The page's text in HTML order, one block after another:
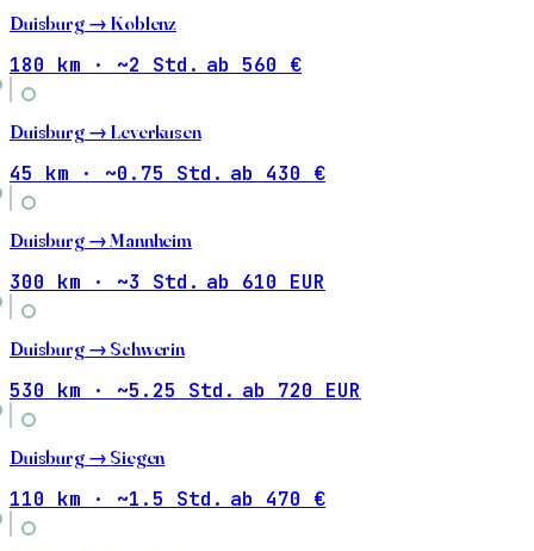
Duisburg → Koblenz
180 km · ~2 Std. ab 560 €
Duisburg → Leverkusen
45 km · ~0.75 Std. ab 430 €
Duisburg → Mannheim
300 km · ~3 Std. ab 610 EUR
Duisburg → Schwerin
530 km · ~5.25 Std. ab 720 EUR
Duisburg → Siegen
110 km · ~1.5 Std. ab 470 €